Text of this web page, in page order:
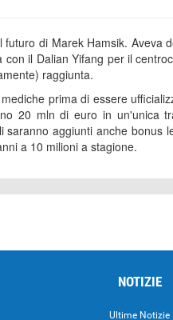
di Marek Hamsik. Aveva
il Dalian Yifang per il
raggiunta.
prima di essere
20 mln di euro in un'unica
aggiunti anche bonus
a 10 milioni a stagione.
NOTIZIE
Ultime Notizie